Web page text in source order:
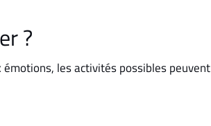
?
les activités possibles peuvent